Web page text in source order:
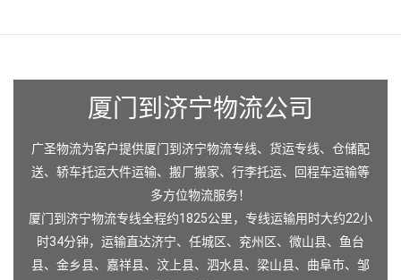
厦门到济宁物流公司
广圣物流为客户提供厦门到济宁物流专线、货运专线、仓储配
送、轿车托运大件运输、搬厂搬家、行李托运、回程车运输等
多方位物流服务！
厦门到济宁物流专线全程约1825公里，专线运输用时大约22小
时34分钟，运输直达济宁、 任城区、 兖州区、 微山县、 鱼台
县、 金乡县、 嘉祥县、 汶上县、 泗水县、 梁山县、 曲阜市、 邹